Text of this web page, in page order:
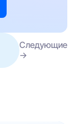
Следующие
→